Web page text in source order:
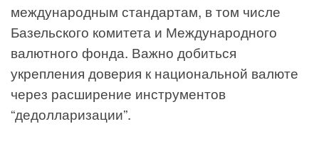
международным стандартам, в том числе
Базельского комитета и Международного
валютного фонда. Важно добиться
укрепления доверия к национальной валюте
через расширение инструментов
“дедолларизации”.